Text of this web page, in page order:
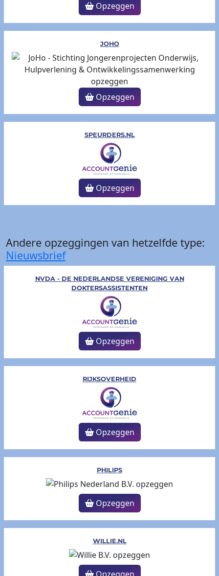
Opzeggen
JOHO
Opzeggen
SPEURDERS.NL
Opzeggen
Andere opzeggingen van hetzelfde type:
Nieuwsbrief
NVDA - DE NEDERLANDSE VERENIGING VAN
DOKTERSASSISTENTEN
Opzeggen
RIJKSOVERHEID
Opzeggen
PHILIPS
Opzeggen
WILLIE.NL